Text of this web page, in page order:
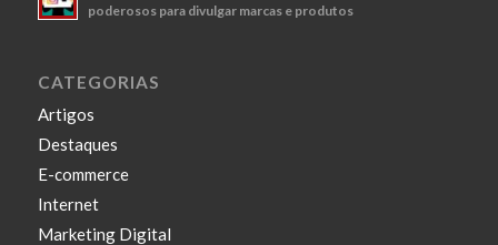
poderosos para divulgar marcas e produtos
CATEGORIAS
Artigos
Destaques
E-commerce
Internet
Marketing Digital